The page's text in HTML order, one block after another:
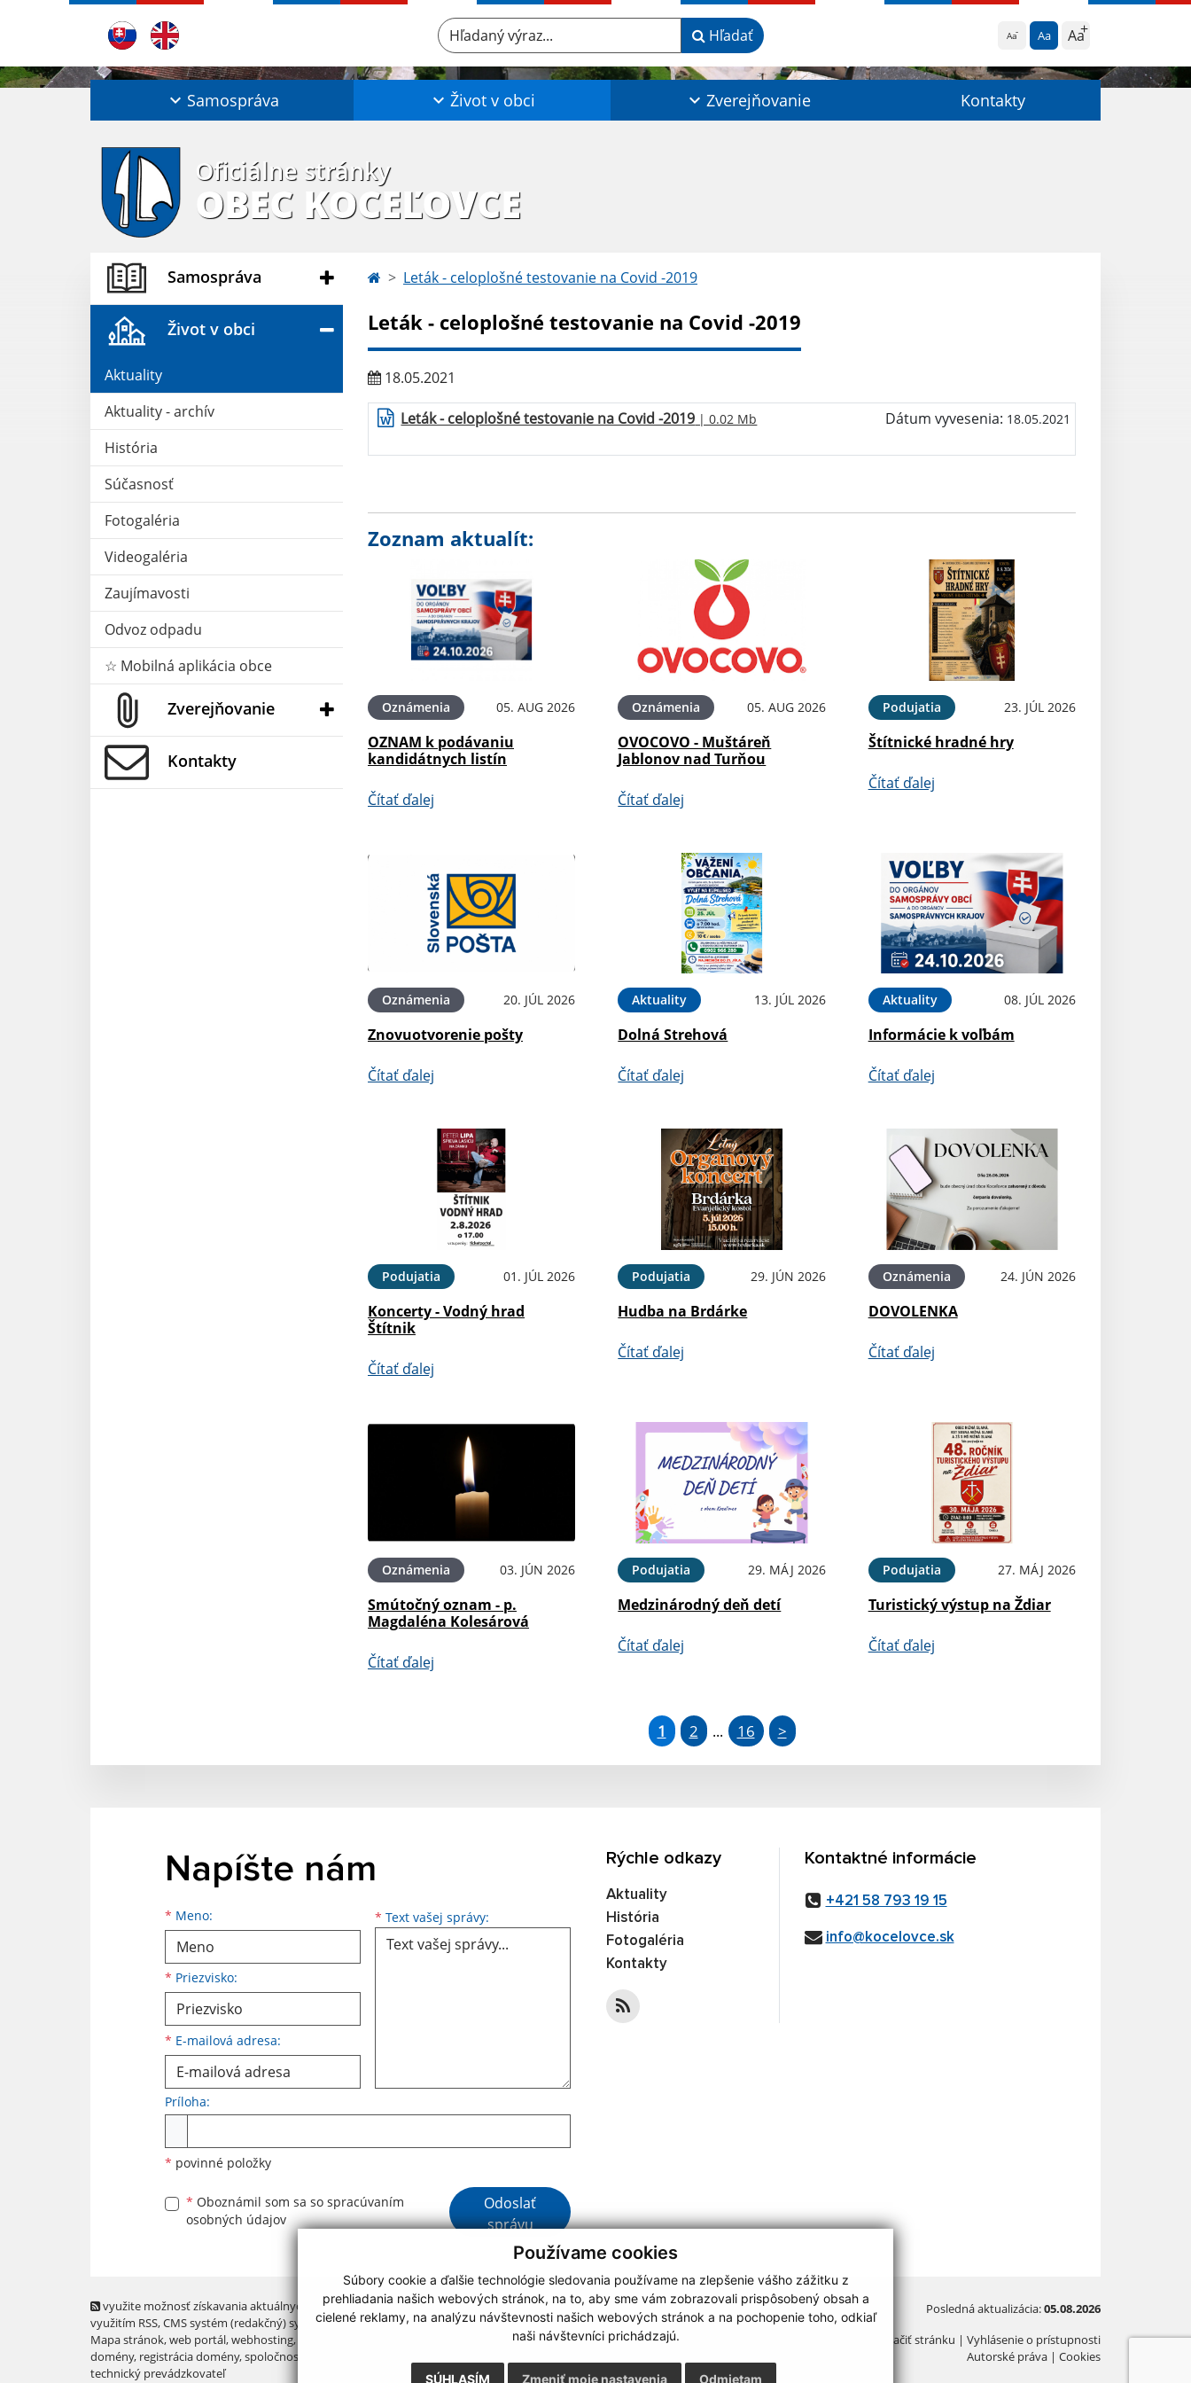
Používame cookies
Súbory cookie a ďalšie technológie sledovania používame na zlepšenie vášho zážitku z
prehliadania našich webových stránok, na to, aby sme vám zobrazovali prispôsobený obsah a
cielené reklamy, na analýzu návštevnosti našich webových stránok a na pochopenie toho, odkiaľ
naši návštevníci prichádzajú.
SÚHLASÍM Odmietam
Zmeniť moje nastavenia
Aa Aa Aa
Hľadaný výraz... Hľadať
Samospráva Život v obci Zverejňovanie Kontakty
Oficiálne stránky
OBEC KOCEĽOVCE
Samospráva
Život v obci
Aktuality
Aktuality - archív
História
Súčasnosť
Fotogaléria
Videogaléria
Zaujímavosti
Odvoz odpadu
☆ Mobilná aplikácia obce
Zverejňovanie
Kontakty
Leták - celoplošné testovanie na Covid -2019
Leták - celoplošné testovanie na Covid -2019
18.05.2021
Leták - celoplošné testovanie na Covid -2019 | 0.02 Mb Dátum vyvesenia: 18.05.2021
Zoznam aktualít:
Oznámenia 05. AUG 2026
OZNAM k podávaniu
kandidátnych listín
Čítať ďalej
Oznámenia 05. AUG 2026
OVOCOVO - Muštáreň
Jablonov nad Turňou
Čítať ďalej
Podujatia 23. JÚL 2026
Štítnické hradné hry
Čítať ďalej
Oznámenia 20. JÚL 2026
Znovuotvorenie pošty
Čítať ďalej
Aktuality 13. JÚL 2026
Dolná Strehová
Čítať ďalej
Aktuality 08. JÚL 2026
Informácie k voľbám
Čítať ďalej
Podujatia 01. JÚL 2026
Koncerty - Vodný hrad
Štítnik
Čítať ďalej
Podujatia 29. JÚN 2026
Hudba na Brdárke
Čítať ďalej
Oznámenia 24. JÚN 2026
DOVOLENKA
Čítať ďalej
Oznámenia 03. JÚN 2026
Smútočný oznam - p.
Magdaléna Kolesárová
Čítať ďalej
Podujatia 29. MÁJ 2026
Medzinárodný deň detí
Čítať ďalej
Podujatia 27. MÁJ 2026
Turistický výstup na Ždiar
Čítať ďalej
1 2 ... 16 >
Napíšte nám
* Meno:
Meno
* Priezvisko:
Priezvisko
* E-mailová adresa:
E-mailová adresa * Text vašej správy: Text vašej správy...
Príloha:
* povinné položky
* Oboznámil som sa so spracúvaním
osobných údajov
Google reCaptcha Response
Odoslať
správu
Rýchle odkazy
Aktuality
História
Fotogaléria
Kontakty
Kontaktné informácie
+421 58 793 19 15
info@kocelovce.sk
využite možnosť získavania aktuálnych informácií s
využitím RSS, CMS systém (redakčný) systém ECHELON 2,
Mapa stránok,web portál,webhosting,
domény, registrácia domény,spoločnosť webex.digital, s.r.o.
technický prevádzkovateľ
Posledná aktualizácia:05.08.2026
Vytlačiť stránku | Vyhlásenie o prístupnosti
Autorské práva | Cookies
webdesign|